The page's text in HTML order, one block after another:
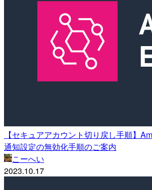
【セキュアアカウント切り戻し手順】
通知設定の無効化手順のご案内
こーへい
2023.10.17